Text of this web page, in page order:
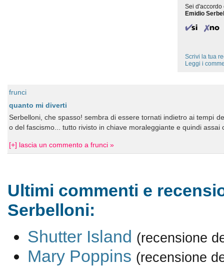
Sei d'accordo
Emidio
Scrivi la tua
Leggi i
frunci
quanto mi diverti
Serbelloni, che spasso! sembra di essere tornati indietro ai tempi
o del fascismo... tutto rivisto in chiave moraleggiante e quindi assai
[+] lascia un commento a frunci »
Ultimi commenti e
Serbelloni:
Shutter Island (recensione
Mary Poppins (recensione